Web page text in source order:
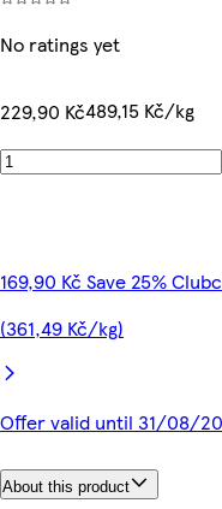
No ratings yet
229,90 Kč489,15 Kč/kg
169,90 Kč Save 25%
(361,49 Kč/kg)
Offer valid until 31/08/
About this product